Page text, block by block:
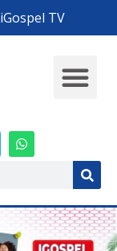
iGospel TV